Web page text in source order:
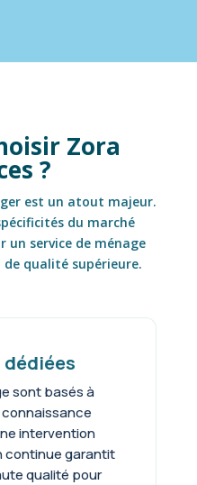
Zora
?
est un atout majeur.
du marché
un service de ménage
qualité supérieure.
dédiées
sont basés à
intervention
continue garantit
qualité pour